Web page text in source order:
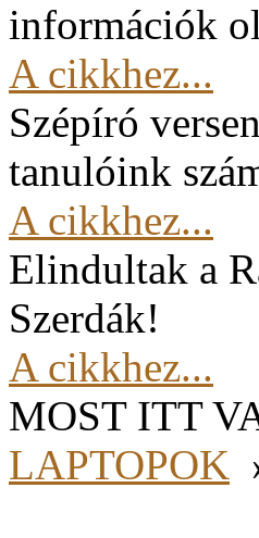
információk
A cikkhez...
Szépíró
tanulóink
A cikkhez...
Elindultak a
Szerdák!
A cikkhez...
MOST ITT
LAPTOPOK